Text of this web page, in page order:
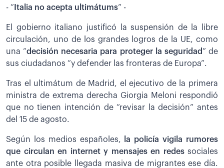
- “ Italia no acepta ultimátums” -
El gobierno italiano justificó la suspensión de la libre
circulación, uno de los grandes logros de la UE, como
una “decisión necesaria para proteger la seguridad ” de
sus ciudadanos “y defender las fronteras de Europa”.
Tras el ultimátum de Madrid, el ejecutivo de la primera
ministra de extrema derecha Giorgia Meloni respondió
que no tienen intención de “revisar la decisión” antes
del 15 de agosto.
Según los medios españoles,
la policía vigila rumores
que circulan en internet y mensajes en redessociales
ante otra posible llegada masiva de migrantes ese día.